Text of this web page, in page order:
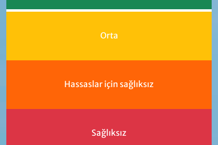
Orta
Hassaslar için sağlıksız
Sağlıksız